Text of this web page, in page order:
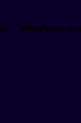
"telephone